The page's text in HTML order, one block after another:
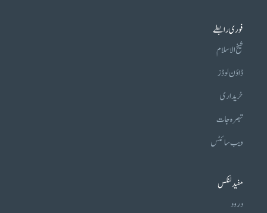
فوری رابطے
شیخ الاسلام
ڈاؤن لوڈز
خریداری
تبصرہ جات
ویب سائٹس
مفید لنکس
درود